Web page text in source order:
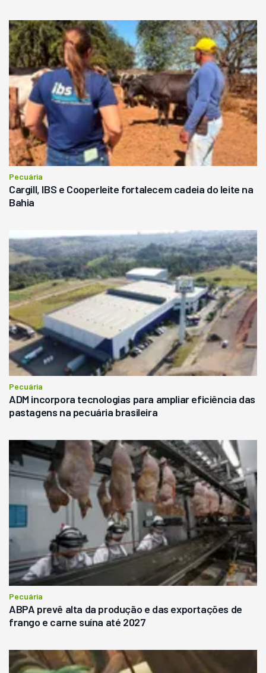
Pecuária
Cargill, IBS e Cooperleite fortalecem cadeia do leite na
Bahia
Pecuária
ADM incorpora tecnologias para ampliar eficiência das
pastagens na pecuária brasileira
Pecuária
ABPA prevê alta da produção e das exportações de
frango e carne suína até 2027